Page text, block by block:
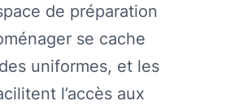
de préparation
se cache
uniformes, et les
l’accès aux